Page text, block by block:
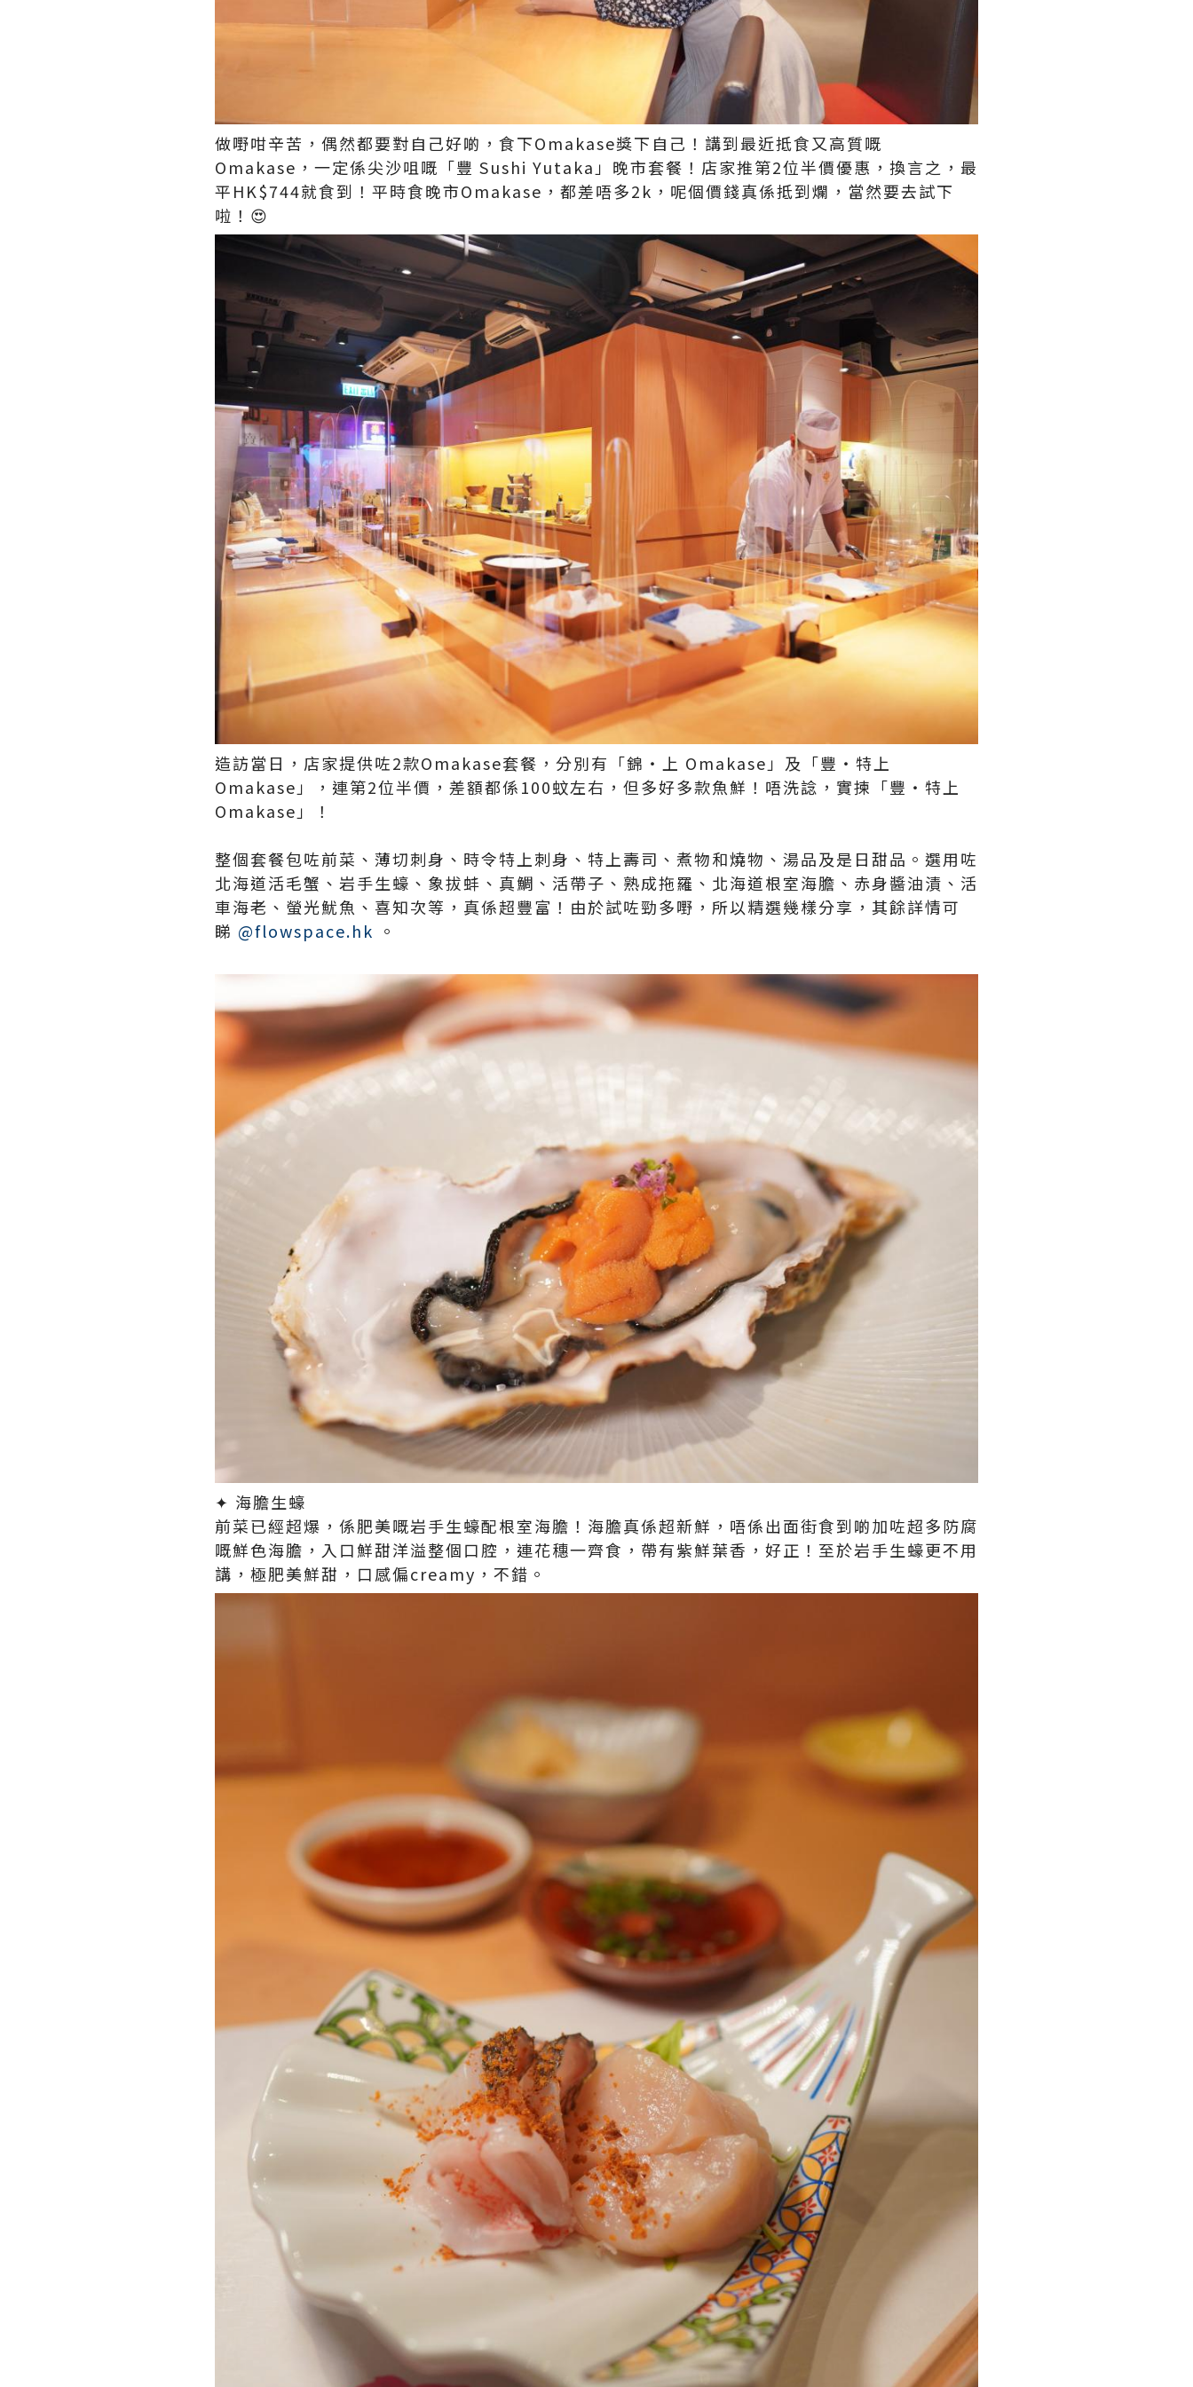
做嘢咁辛苦，偶然都要對自己好啲，食下Omakase獎下自己！講到最近抵食又高質嘅
Omakase，一定係尖沙咀嘅「豐 Sushi Yutaka」晚市套餐！店家推第2位半價優惠，換言之，最
平HK$744就食到！平時食晚市Omakase，都差唔多2k，呢個價錢真係抵到爛，當然要去試下
啦！😍​
​造訪當日，店家提供咗2款Omakase套餐，分別有「錦‧上 Omakase」及「豐‧特上
Omakase」，連第2位半價，差額都係100蚊左右，但多好多款魚鮮！唔洗諗，實揀「豐‧特上
Omakase」！​
整個套餐包咗前菜、薄切刺身、時令特上刺身、特上壽司、煮物和燒物、湯品及是日甜品。選用咗
北海道活毛蟹、岩手生蠔、象拔蚌、真鯛、活帶子、熟成拖羅、北海道根室海膽、赤身醬油漬、活
車海老、螢光魷魚、喜知次等，真係超豐富！由於試咗勁多嘢，所以精選幾樣分享，其餘詳情可
睇 @flowspace.hk 。​
​✦ 海膽生蠔​
前菜已經超爆，係肥美嘅岩手生蠔配根室海膽！海膽真係超新鮮，唔係出面街食到啲加咗超多防腐
嘅鮮色海膽，入口鮮甜洋溢整個口腔，連花穗一齊食，帶有紫鮮葉香，好正！至於岩手生蠔更不用
講，極肥美鮮甜，口感偏creamy，不錯。​